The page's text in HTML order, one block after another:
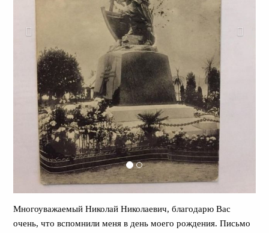
Многоуважаемый Николай Николаевич, благодарю Вас
очень, что вспомнили меня в день моего рождения. Письмо